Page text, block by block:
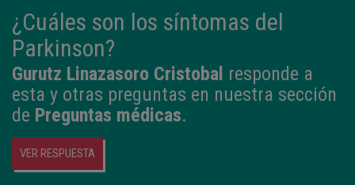
¿Cuáles son los síntomas del
Parkinson?
Gurutz Linazasoro Cristobal responde a
esta y otras preguntas en nuestra sección
de Preguntas médicas.
VER RESPUESTA